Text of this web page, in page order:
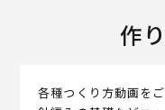
作
各種つくり方動画を